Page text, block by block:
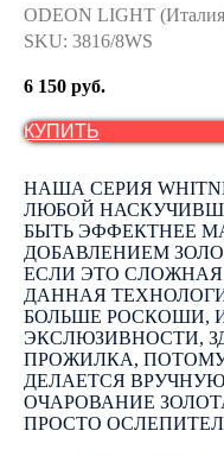
ODEON LIGHT
SKU: 3816/8WS
6 150 руб.
КУПИТЬ
НАША СЕРИЯ
ЛЮБОЙ
БЫТЬ ЭФФЕКТНЕЕ
ДОБАВЛЕНИЕМ
ЕСЛИ ЭТО
ДАННАЯ
БОЛЬШЕ РОСКОШИ,
ЭКСЛЮЗИВНОСТИ,
ПРОЖИЛКА,
ДЕЛАЕТСЯ
ОЧАРОВАНИЕ
ПРОСТО